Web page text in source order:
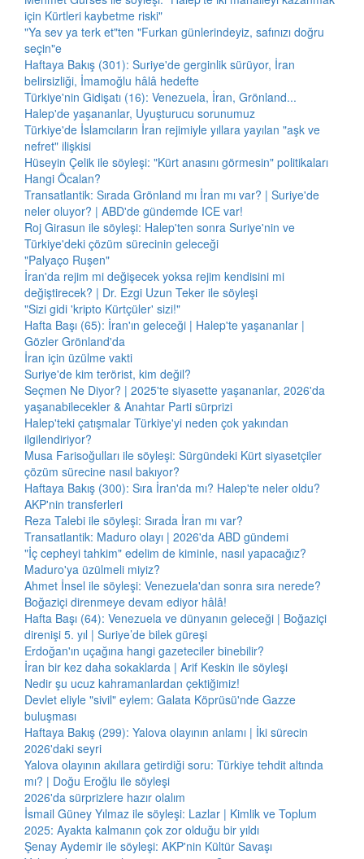
için Kürtleri kaybetme riski"
"Ya sev ya terk et"ten "Furkan günlerindeyiz, safınızı doğru
seçin"e
Haftaya Bakış (301): Suriye'de gerginlik sürüyor, İran
belirsizliği, İmamoğlu hâlâ hedefte
Türkiye'nin Gidişatı (16): Venezuela, İran, Grönland...
Halep'de yaşananlar, Uyuşturucu sorunumuz
Türkiye'de İslamcıların İran rejimiyle yıllara yayılan "aşk ve
nefret" ilişkisi
Hüseyin Çelik ile söyleşi: "Kürt anasını görmesin" politikaları
Hangi Öcalan?
Transatlantik: Sırada Grönland mı İran mı var? | Suriye'de
neler oluyor? | ABD'de gündemde ICE var!
Roj Girasun ile söyleşi: Halep'ten sonra Suriye'nin ve
Türkiye'deki çözüm sürecinin geleceği
"Palyaço Ruşen"
İran'da rejim mi değişecek yoksa rejim kendisini mi
değiştirecek? | Dr. Ezgi Uzun Teker ile söyleşi
"Sizi gidi 'kripto Kürtçüler' sizi!"
Hafta Başı (65): İran'ın geleceği | Halep'te yaşananlar |
Gözler Grönland'da
İran için üzülme vakti
Suriye'de kim terörist, kim değil?
Seçmen Ne Diyor? | 2025'te siyasette yaşananlar, 2026'da
yaşanabilecekler & Anahtar Parti sürprizi
Halep'teki çatışmalar Türkiye'yi neden çok yakından
ilgilendiriyor?
Musa Farisoğulları ile söyleşi: Sürgündeki Kürt siyasetçiler
çözüm sürecine nasıl bakıyor?
Haftaya Bakış (300): Sıra İran'da mı? Halep'te neler oldu?
AKP'nin transferleri
Reza Talebi ile söyleşi: Sırada İran mı var?
Transatlantik: Maduro olayı | 2026'da ABD gündemi
"İç cepheyi tahkim" edelim de kiminle, nasıl yapacağız?
Maduro'ya üzülmeli miyiz?
Ahmet İnsel ile söyleşi: Venezuela'dan sonra sıra nerede?
Boğaziçi direnmeye devam ediyor hâlâ!
Hafta Başı (64): Venezuela ve dünyanın geleceği | Boğaziçi
direnişi 5. yıl | Suriye’de bilek güreşi
Erdoğan'ın uçağına hangi gazeteciler binebilir?
İran bir kez daha sokaklarda | Arif Keskin ile söyleşi
Nedir şu ucuz kahramanlardan çektiğimiz!
Devlet eliyle "sivil" eylem: Galata Köprüsü'nde Gazze
buluşması
Haftaya Bakış (299): Yalova olayının anlamı | İki sürecin
2026'daki seyri
Yalova olayının akıllara getirdiği soru: Türkiye tehdit altında
mı? | Doğu Eroğlu ile söyleşi
2026'da sürprizlere hazır olalım
İsmail Güney Yılmaz ile söyleşi: Lazlar | Kimlik ve Toplum
2025: Ayakta kalmanın çok zor olduğu bir yıldı
Şenay Aydemir ile söyleşi: AKP'nin Kültür Savaşı